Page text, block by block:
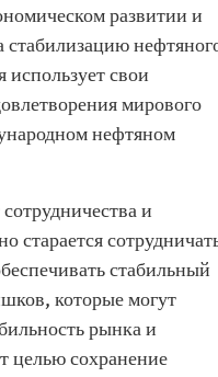
развитии и
стабилизацию
использует свои
мирового
нефтяном
и
старается
стабильный
которые могут
рынка и
целью сохранение